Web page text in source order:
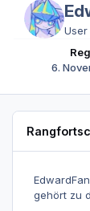
User
6.
gehört zu